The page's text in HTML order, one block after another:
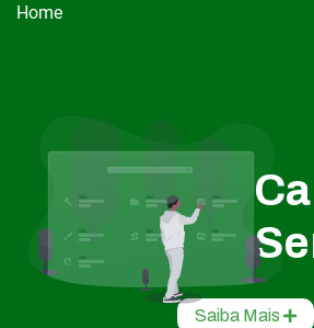
Home
Saiba Mais